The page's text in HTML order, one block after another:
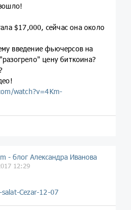
$17,000, сейчас она около
введение фьючерсов на
цену биткоина?
watch?v=4Km-
- блог Александра Иванова
12:29
Cezar-12-07